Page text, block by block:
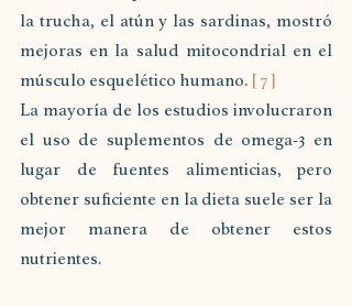
la trucha, el atún y las sardinas, mostró
mejoras en la salud mitocondrial en el
músculo esquelético humano. [ 7 ]
La mayoría de los estudios involucraron
el uso de suplementos de omega-3 en
lugar de fuentes alimenticias, pero
obtener suficiente en la dieta suele ser la
mejor manera de obtener estos
nutrientes.